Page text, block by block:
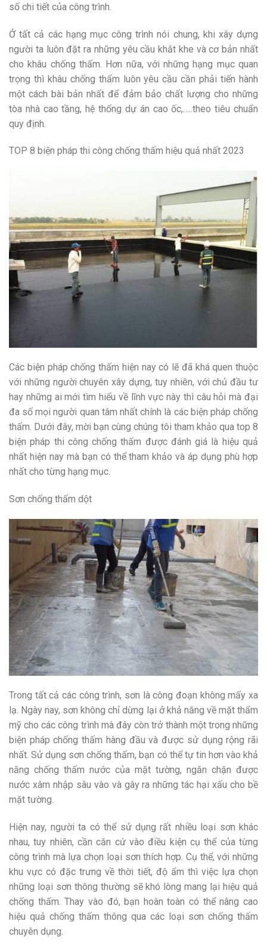
số chi tiết của công trình.
Ở tất cả các hạng mục công trình nói chung, khi xây dựng
người ta luôn đặt ra những yêu cầu khắt khe và cơ bản nhất
cho khâu chống thấm. Hơn nữa, với những hạng mục quan
trọng thì khâu chống thấm luôn yêu cầu cần phải tiến hành
một cách bài bản nhất để đảm bảo chất lượng cho những
tòa nhà cao tầng, hệ thống dự án cao ốc,…..theo tiêu chuẩn
quy định.
TOP 8 biện pháp thi công chống thấm hiệu quả nhất 2023
Các biện pháp chống thấm hiện nay có lẽ đã khá quen thuộc
với những người chuyên xây dựng, tuy nhiên, với chủ đầu tư
hay những ai mới tìm hiểu về lĩnh vực này thì câu hỏi mà đại
đa số mọi người quan tâm nhất chính là các biện pháp chống
thấm. Dưới đây, mời bạn cùng chúng tôi tham khảo qua top 8
biện pháp thi công chống thấm được đánh giá là hiệu quả
nhất hiện nay mà bạn có thể tham khảo và áp dụng phù hợp
nhất cho từng hạng mục.
Sơn chống thấm dột
Trong tất cả các công trình, sơn là công đoạn không mấy xa
lạ. Ngày nay, sơn không chỉ dừng lại ở khả năng về mặt thẩm
mỹ cho các công trình mà đây còn trở thành một trong những
biện pháp chống thấm hàng đầu và được sử dụng rộng rãi
nhất. Sử dụng sơn chống thấm, bạn có thể tự tin hơn vào khả
năng chống thấm nước của mặt tường, ngăn chặn được
nước xâm nhập sâu vào và gây ra những tác hại xấu cho bề
mặt tường.
Hiện nay, người ta có thể sử dụng rất nhiều loại sơn khác
nhau, tuy nhiên, cần căn cứ vào điều kiện cụ thể của từng
công trình mà lựa chọn loại sơn thích hợp. Cụ thể, với những
khu vực có đặc trưng về thời tiết, độ ẩm thì việc lựa chọn
những loại sơn thông thường sẽ khó lòng mang lại hiệu quả
chống thấm. Thay vào đó, bạn hoàn toàn có thể nâng cao
hiệu quả chống thấm thông qua các loại sơn chống thấm
chuyên dụng.